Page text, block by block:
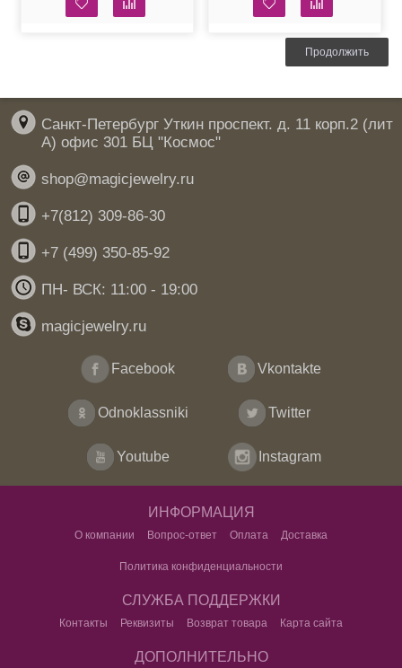
Swarovski Light
Продолжить
Санкт-Петербург Уткин проспект. д. 11 корп.2 (лит
А) офис 301 БЦ "Космос"
shop@magicjewelry.ru
+7(812) 309-86-30
+7 (499) 350-85-92
ПН- ВСК: 11:00 - 19:00
magicjewelry.ru
Facebook Vkontakte
Odnoklassniki Twitter
Youtube Instagram
ИНФОРМАЦИЯ
О компании Вопрос-ответ Оплата Доставка
Политика конфиденциальности
СЛУЖБА ПОДДЕРЖКИ
Контакты Реквизиты Возврат товара Карта сайта
ДОПОЛНИТЕЛЬНО